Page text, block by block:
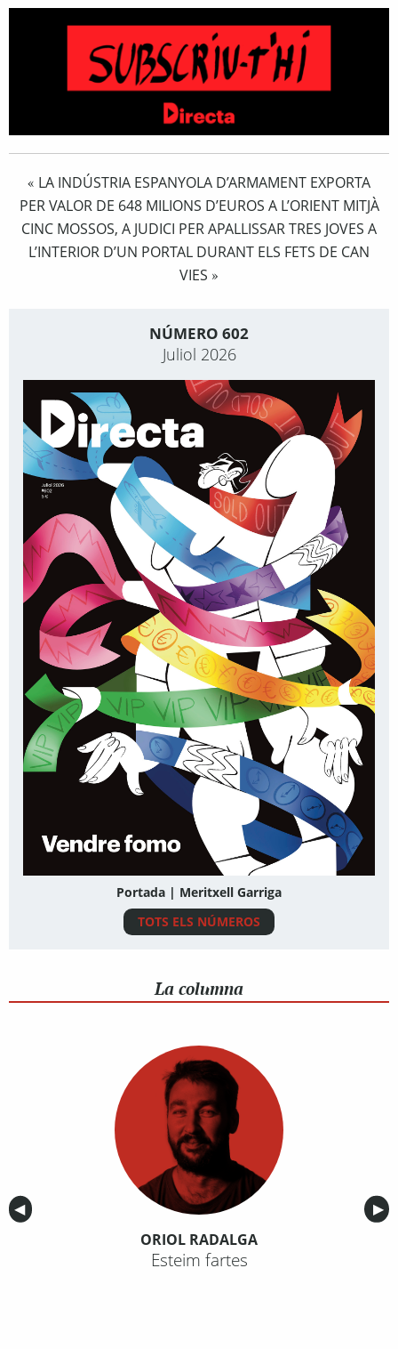
« LA INDÚSTRIA ESPANYOLA D’ARMAMENT EXPORTA
PER VALOR DE 648 MILIONS D’EUROS A L’ORIENT MITJÀ
CINC MOSSOS, A JUDICI PER APALLISSAR TRES JOVES A
L’INTERIOR D’UN PORTAL DURANT ELS FETS DE CAN
VIES »
NÚMERO 602
Juliol 2026
Portada | Meritxell Garriga
TOTS ELS NÚMEROS
La columna
Anterior
◀︎ ▶︎
ORIOL RADALGA
Esteim fartes